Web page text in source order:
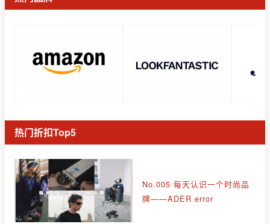
热门折扣Top5
No.005 每天认识一个时尚品
牌——ADER error